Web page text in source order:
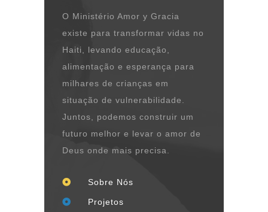
O Ministério Amor y Gracia
existe para transformar vidas no
Haiti, levando educação,
alimentação e esperança para
milhares de crianças em
situação de vulnerabilidade.
Juntos, podemos construir um
futuro melhor e levar o amor de
Deus onde mais precisa.
Sobre Nós
Projetos